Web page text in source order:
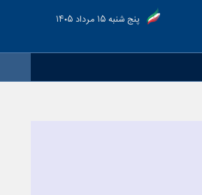
پنج شنبه ۱۵ مرداد ۱۴۰۵